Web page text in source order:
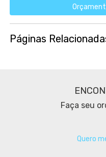
Páginas
Faça seu
Quero